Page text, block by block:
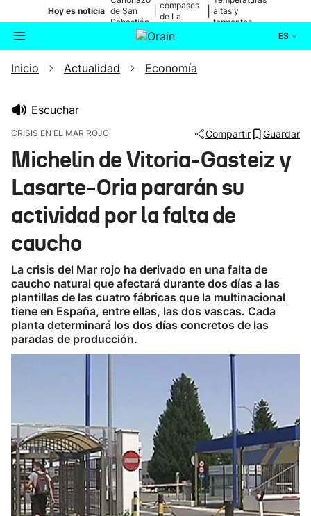
Hoy es noticia de San
Sebastián
compases
de La
altas y
tormentas
ES
Buscador Actualidad
Ikusmiran
Eguraldia
Inicio Actualidad Economía
Escuchar
CRISIS EN EL MAR ROJO Compartir Guardar
Michelin de Vitoria-Gasteiz y
Lasarte-Oria pararán su
actividad por la falta de
caucho
La crisis del Mar rojo ha derivado en una falta de
caucho natural que afectará durante dos días a las
plantillas de las cuatro fábricas que la multinacional
tiene en España, entre ellas, las dos vascas. Cada
planta determinará los dos días concretos de las
paradas de producción.